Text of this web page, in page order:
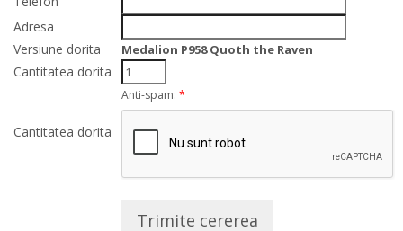
Adresa
Versiune dorita
Medalion P958 Quoth the Raven
Cantitatea dorita
Cantitatea dorita
Anti-spam: *
Trimite cererea